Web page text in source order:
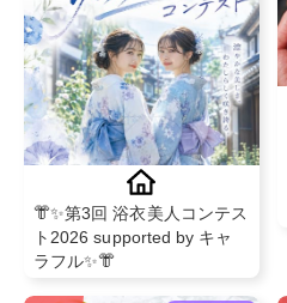
👘✨第3回 浴衣美人コンテス
ト2026 supported by キャ
ラフル✨👘